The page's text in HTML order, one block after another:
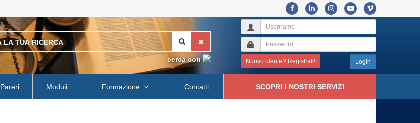
cerca con Nuovo utente? Registrati! Login
Pareri Moduli Formazione Contatti SCOPRI I NOSTRI SERVIZI